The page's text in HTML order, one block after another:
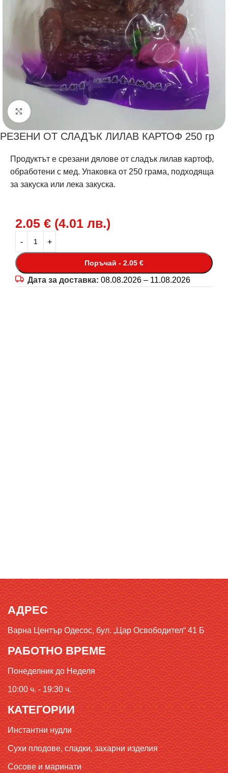
Щракнете за уголемяване
РЕЗЕНИ OT СЛАДЪК ЛИЛАВ КАРТОФ 250 гр
Продуктът е срезани дялове от сладък лилав картоф,
обработени с мед. Упаковка от 250 грама, подходяща
за закуска или лека закуска.
2.05 € (4.01 лв.)
Поръчай - 2.05 €
Дата за доставка: 08.08.2026 – 11.08.2026
АДРЕС
Варна Център Одесос, бул. „Цар Освободител“ 41 Б
РАБОТНО ВРЕМЕ
Понеделник до Неделя
10:00 ч. - 19:30 ч.
КАТЕГОРИИ
Инстантни нудли
Сухи плодове, сладки, захарни изделия
Сосове и маринати